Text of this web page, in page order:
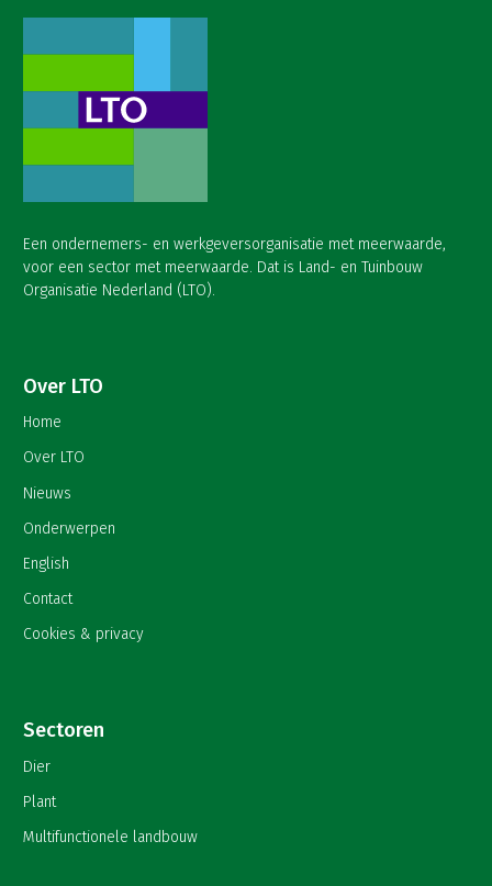
Een ondernemers- en werkgeversorganisatie met meerwaarde,
voor een sector met meerwaarde. Dat is Land- en Tuinbouw
Organisatie Nederland (LTO).
Over LTO
Home
Over LTO
Nieuws
Onderwerpen
English
Contact
Cookies & privacy
Sectoren
Dier
Plant
Multifunctionele landbouw